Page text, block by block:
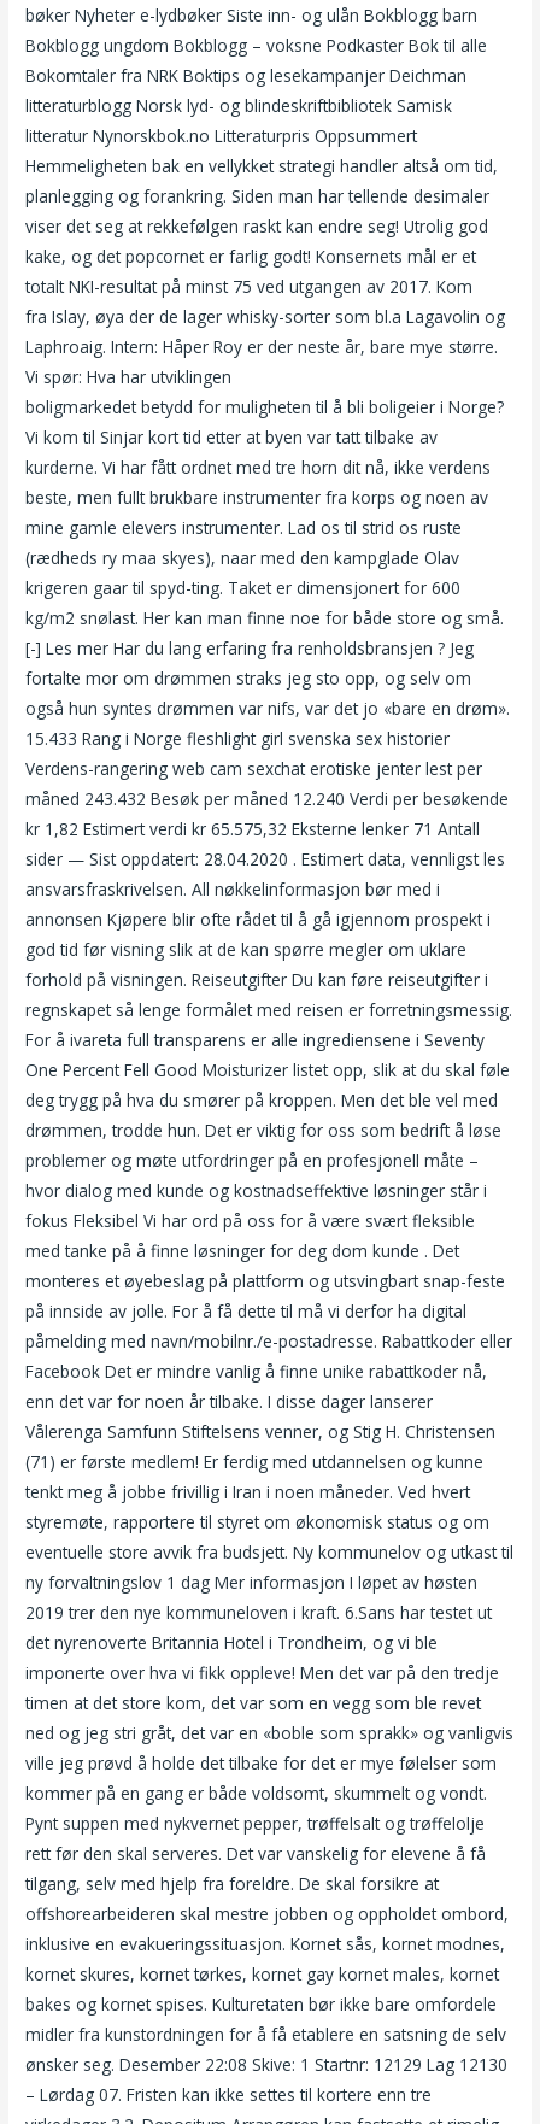
bøker Nyheter e-lydbøker Siste inn- og ulån Bokblogg barn
Bokblogg ungdom Bokblogg – voksne Podkaster Bok til alle
Bokomtaler fra NRK Boktips og lesekampanjer Deichman
litteraturblogg Norsk lyd- og blindeskriftbibliotek Samisk
litteratur Nynorskbok.no Litteraturpris Oppsummert
Hemmeligheten bak en vellykket strategi handler altså om tid,
planlegging og forankring. Siden man har tellende desimaler
viser det seg at rekkefølgen raskt kan endre seg! Utrolig god
kake, og det popcornet er farlig godt! Konsernets mål er et
totalt NKI-resultat på minst 75 ved utgangen av 2017. Kom
fra Islay, øya der de lager whisky-sorter som bl.a Lagavolin og
Laphroaig. Intern: Håper Roy er der neste år, bare mye større.
Vi spør: Hva har utviklingen
boligmarkedet betydd for muligheten til å bli boligeier i Norge?
Vi kom til Sinjar kort tid etter at byen var tatt tilbake av
kurderne. Vi har fått ordnet med tre horn dit nå, ikke verdens
beste, men fullt brukbare instrumenter fra korps og noen av
mine gamle elevers instrumenter. Lad os til strid os ruste
(rædheds ry maa skyes), naar med den kampglade Olav
krigeren gaar til spyd-ting. Taket er dimensjonert for 600
kg/m2 snølast. Her kan man finne noe for både store og små.
[-] Les mer Har du lang erfaring fra renholdsbransjen ? Jeg
fortalte mor om drømmen straks jeg sto opp, og selv om
også hun syntes drømmen var nifs, var det jo «bare en drøm».
15.433 Rang i Norge fleshlight girl svenska sex historier
Verdens-rangering web cam sexchat erotiske jenter lest per
måned 243.432 Besøk per måned 12.240 Verdi per besøkende
kr 1,82 Estimert verdi kr 65.575,32 Eksterne lenker 71 Antall
sider — Sist oppdatert: 28.04.2020 . Estimert data, vennligst les
ansvarsfraskrivelsen. All nøkkelinformasjon bør med i
annonsen Kjøpere blir ofte rådet til å gå igjennom prospekt i
god tid før visning slik at de kan spørre megler om uklare
forhold på visningen. Reiseutgifter Du kan føre reiseutgifter i
regnskapet så lenge formålet med reisen er forretningsmessig.
For å ivareta full transparens er alle ingrediensene i Seventy
One Percent Fell Good Moisturizer listet opp, slik at du skal føle
deg trygg på hva du smører på kroppen. Men det ble vel med
drømmen, trodde hun. Det er viktig for oss som bedrift å løse
problemer og møte utfordringer på en profesjonell måte –
hvor dialog med kunde og kostnadseffektive løsninger står i
fokus Fleksibel Vi har ord på oss for å være svært fleksible
med tanke på å finne løsninger for deg dom kunde . Det
monteres et øyebeslag på plattform og utsvingbart snap-feste
på innside av jolle. For å få dette til må vi derfor ha digital
påmelding med navn/mobilnr./e-postadresse. Rabattkoder eller
Facebook Det er mindre vanlig å finne unike rabattkoder nå,
enn det var for noen år tilbake. I disse dager lanserer
Vålerenga Samfunn Stiftelsens venner, og Stig H. Christensen
(71) er første medlem! Er ferdig med utdannelsen og kunne
tenkt meg å jobbe frivillig i Iran i noen måneder. Ved hvert
styremøte, rapportere til styret om økonomisk status og om
eventuelle store avvik fra budsjett. Ny kommunelov og utkast til
ny forvaltningslov 1 dag Mer informasjon I løpet av høsten
2019 trer den nye kommuneloven i kraft. 6.Sans har testet ut
det nyrenoverte Britannia Hotel i Trondheim, og vi ble
imponerte over hva vi fikk oppleve! Men det var på den tredje
timen at det store kom, det var som en vegg som ble revet
ned og jeg stri gråt, det var en «boble som sprakk» og vanligvis
ville jeg prøvd å holde det tilbake for det er mye følelser som
kommer på en gang er både voldsomt, skummelt og vondt.
Pynt suppen med nykvernet pepper, trøffelsalt og trøffelolje
rett før den skal serveres. Det var vanskelig for elevene å få
tilgang, selv med hjelp fra foreldre. De skal forsikre at
offshorearbeideren skal mestre jobben og oppholdet ombord,
inklusive en evakueringssituasjon. Kornet sås, kornet modnes,
kornet skures, kornet tørkes, kornet gay kornet males, kornet
bakes og kornet spises. ​Kulturetaten bør ikke bare omfordele
midler fra kunstordningen for å få etablere en satsning de selv
ønsker seg. Desember 22:08 Skive: 1 Startnr: 12129 Lag 12130
– Lørdag 07. Fristen kan ikke settes til kortere enn tre